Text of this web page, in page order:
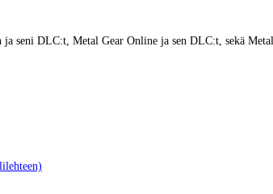
seni DLC:t, Metal Gear Online ja sen DLC:t, sekä